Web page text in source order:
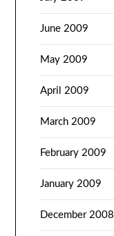
June 2009
May 2009
April 2009
March 2009
February 2009
January 2009
December 2008